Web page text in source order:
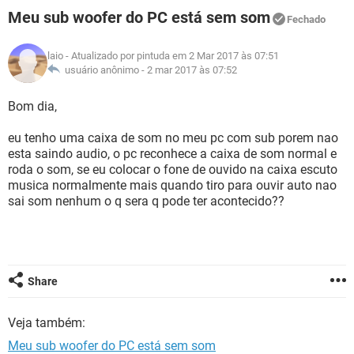
INSTAGRAM GMAIL
GUIA DE COMPRAS
INSTAGRAM GMAIL
GUIA DE COMPRAS
JOGOS WHATSAPP
CELULAR
OUTLOOK EXCEL
INSTAGRAM
JOGOS WHATSAPP
CELULAR
OUTLOOK
INSTAGRAM GMAIL
GUIA DE COMPRAS
GLOSSÁRIO
JOGOS
OUTLOOK EXCEL
INSTAGRAM GMAIL
GUIA DE COMPRAS
Meu sub woofer do PC está sem som Fechado
laio - Atualizado por pintuda em 2 Mar 2017 às 07:51
usuário anônimo - 2 mar 2017 às 07:52
Bom dia,
eu tenho uma caixa de som no meu pc com sub porem nao
esta saindo audio, o pc reconhece a caixa de som normal e
roda o som, se eu colocar o fone de ouvido na caixa escuto
musica normalmente mais quando tiro para ouvir auto nao
sai som nenhum o q sera q pode ter acontecido??
Share
Veja também:
Meu sub woofer do PC está sem som